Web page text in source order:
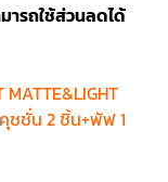
ารถใช้ส่วนลดได้
MATTE&LIGHT
คุชชั่น 2 ชิ้น+พัฟ 1